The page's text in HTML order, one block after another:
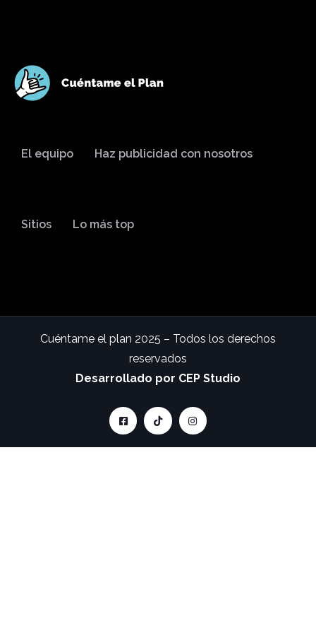
El equipo Haz publicidad con nosotros
Sitios Lo más top
Cuéntame el plan 2025 – Todos los derechos
reservados
Desarrollado por CEP Studio